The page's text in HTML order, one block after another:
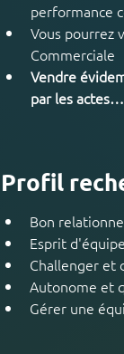
performance
Vous pourrez
Commerciale
Vendre
par les actes…
Profil
Bon
Esprit d'équipe
Challenger et
Autonome et
Gérer une